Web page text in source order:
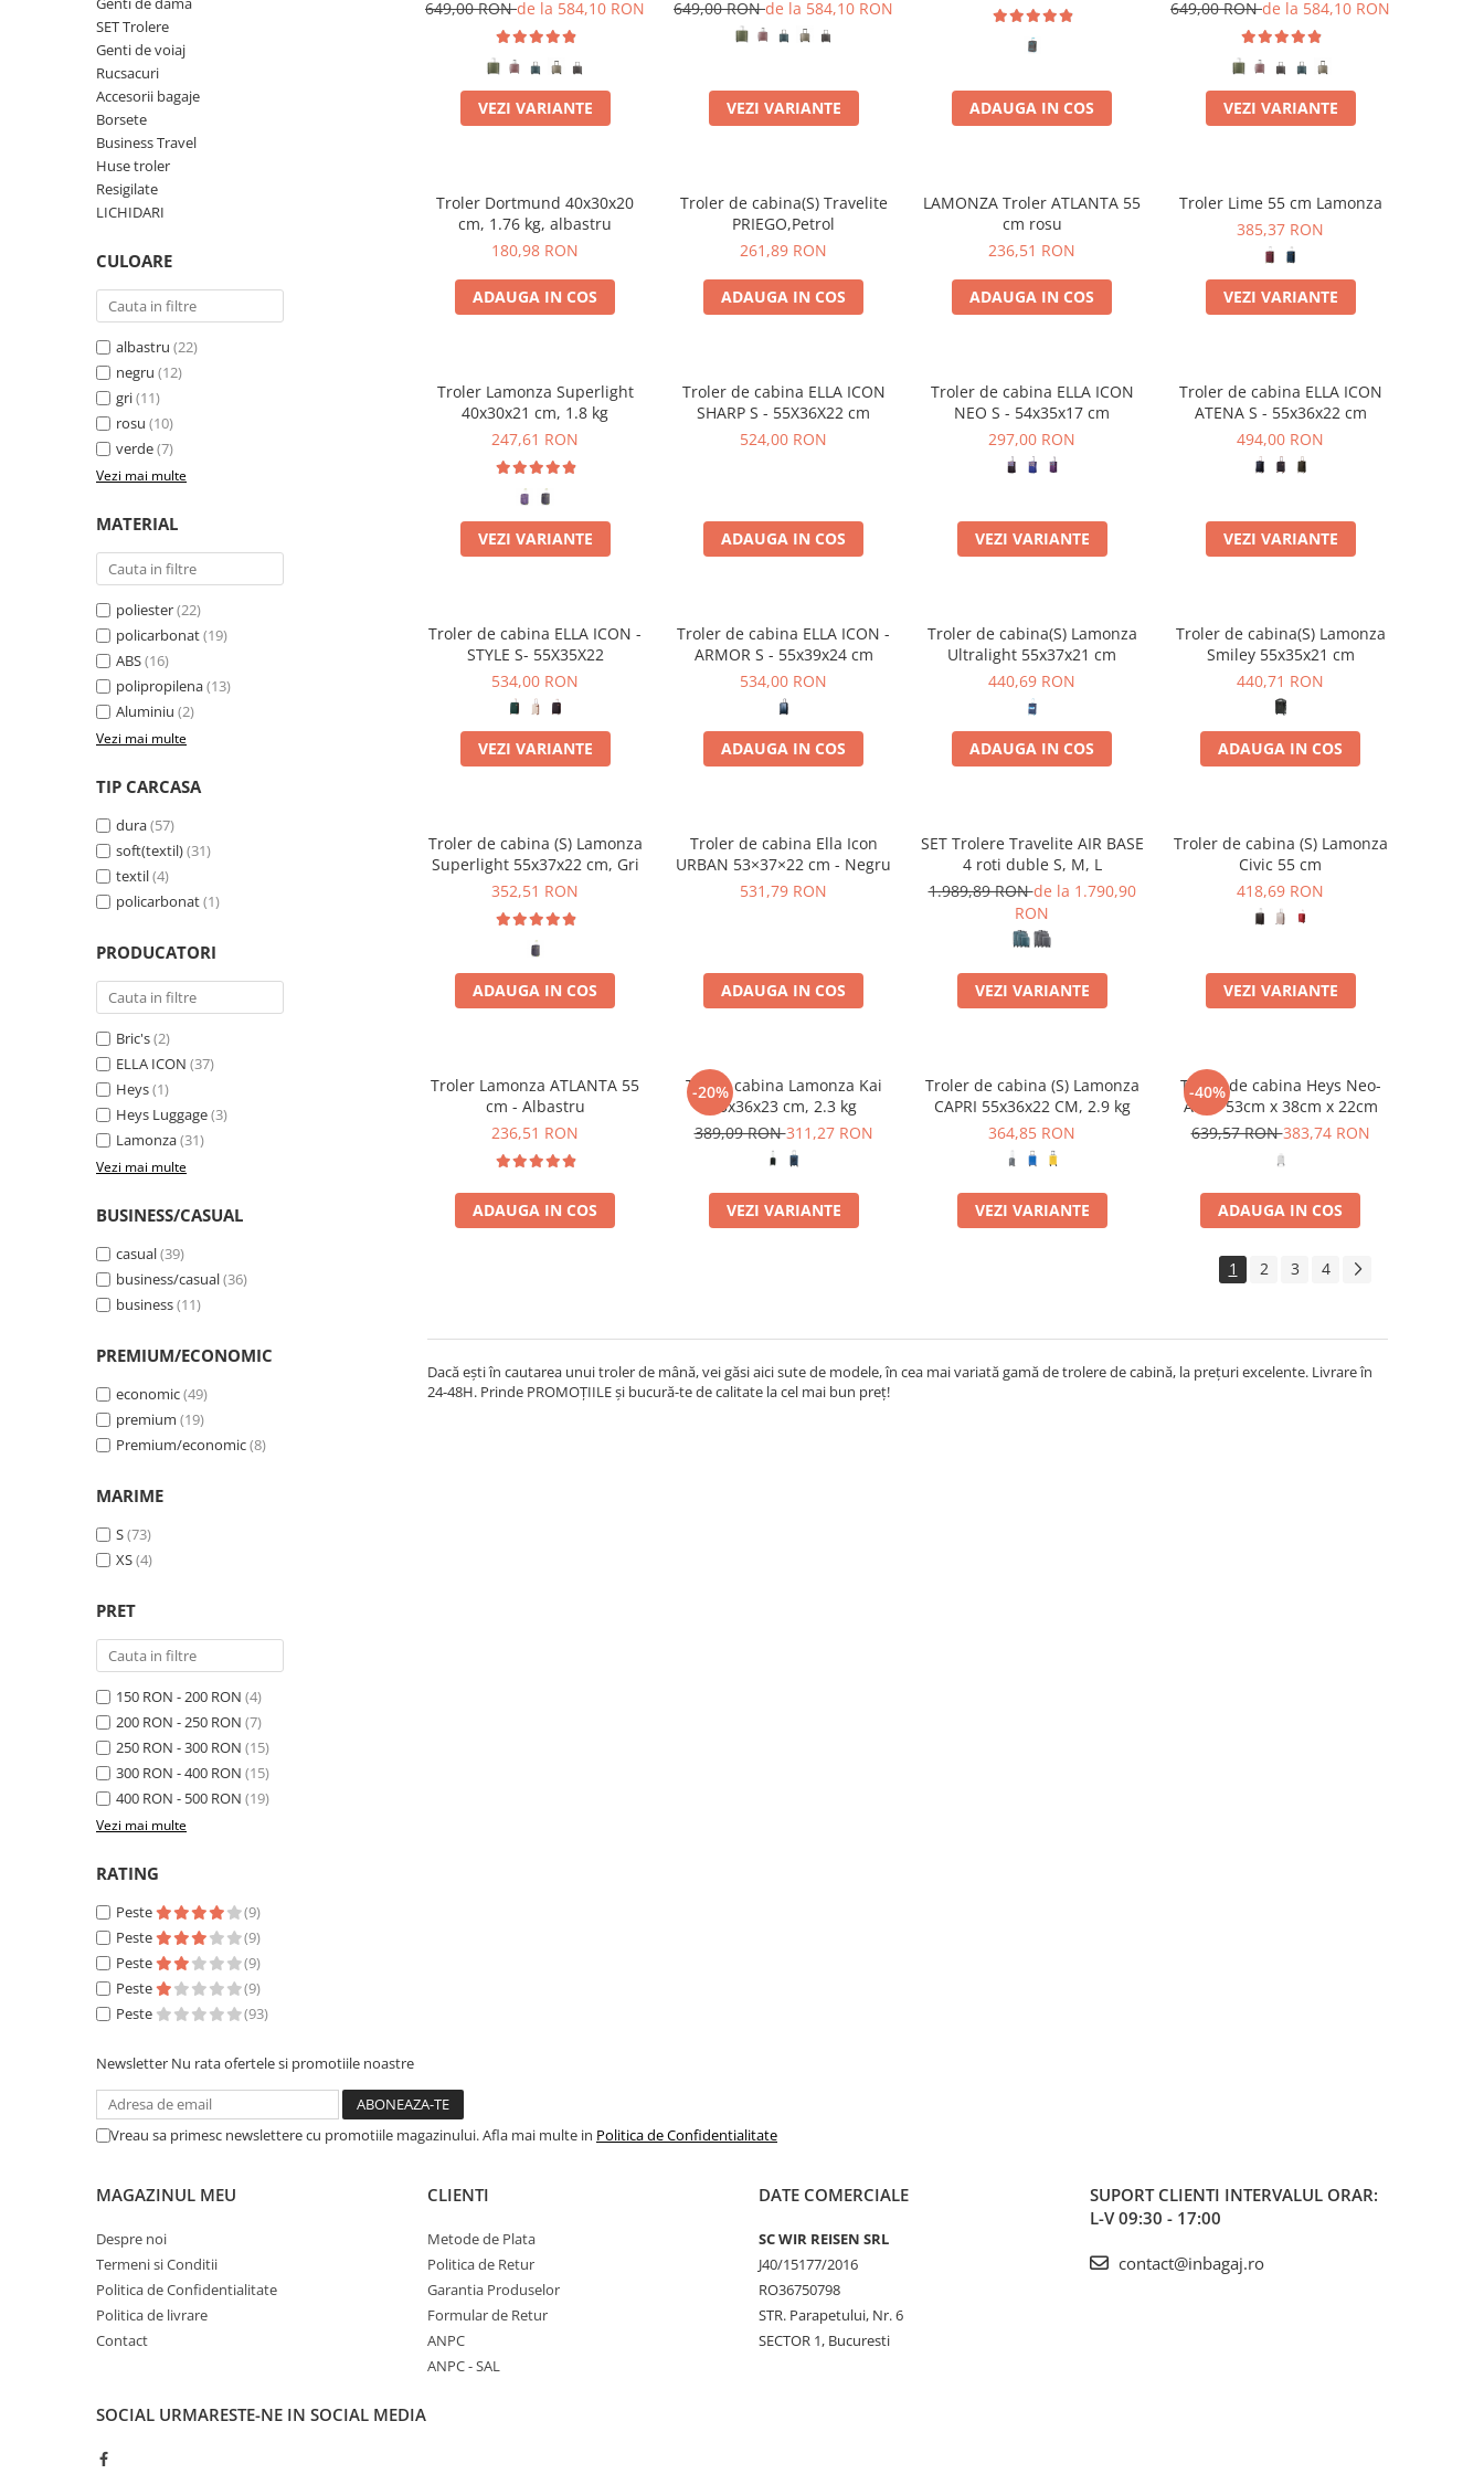
Huse troler
Business Travel
Reduceri bagaje
SET Trolere
Genti de voiaj
Rucsacuri
Accesorii bagaje
Borsete
Business Travel
Huse troler
Resigilate
LICHIDARI
CULOARE
albastru (22)
negru (12)
gri(11)
rosu (10)
verde(7)
Vezi mai multe
MATERIAL
poliester(22)
policarbonat(19)
ABS(16)
polipropilena(13)
Aluminiu (2)
Vezi mai multe
TIP CARCASA
dura(57)
soft(textil)(31)
textil(4)
policarbonat(1)
PRODUCATORI
Bric's(2)
ELLA ICON (37)
Heys(1)
Heys Luggage(3)
Lamonza(31)
Vezi mai multe
BUSINESS/CASUAL
casual(39)
business/casual(36)
business(11)
PREMIUM/ECONOMIC
economic(49)
premium (19)
Premium/economic(8)
MARIME
S(73)
XS(4)
PRET
150 RON - 200 RON (4)
200 RON - 250 RON (7)
250 RON - 300 RON (15)
300 RON - 400 RON (15)
400 RON - 500 RON (19)
Vezi mai multe
RATING
Peste
(9)
Peste
(9)
Peste
(9)
Peste
(9)
Peste
(93)
649,00 RONde la 584,10 RON
VEZI VARIANTE
649,00 RONde la 584,10 RON
VEZI VARIANTE ADAUGA IN COS
649,00 RONde la 584,10 RON
VEZI VARIANTE
Troler Dortmund 40x30x20
cm, 1.76 kg, albastru
180,98 RON
ADAUGA IN COS
Troler de cabina(S) Travelite
PRIEGO,Petrol
261,89 RON
ADAUGA IN COS
LAMONZA Troler ATLANTA 55
cm rosu
236,51 RON
ADAUGA IN COS
Troler Lime 55 cm Lamonza
385,37 RON
VEZI VARIANTE
Troler Lamonza Superlight
40x30x21 cm, 1.8 kg
247,61 RON
VEZI VARIANTE
Troler de cabina ELLA ICON
SHARP S - 55X36X22 cm
524,00 RON
ADAUGA IN COS
Troler de cabina ELLA ICON
NEO S - 54x35x17 cm
297,00 RON
VEZI VARIANTE
Troler de cabina ELLA ICON
ATENA S - 55x36x22 cm
494,00 RON
VEZI VARIANTE
Troler de cabina ELLA ICON -
STYLE S- 55X35X22
534,00 RON
VEZI VARIANTE
Troler de cabina ELLA ICON -
ARMOR S - 55x39x24 cm
534,00 RON
ADAUGA IN COS
Troler de cabina(S) Lamonza
Ultralight 55x37x21 cm
440,69 RON
ADAUGA IN COS
Troler de cabina(S) Lamonza
Smiley 55x35x21 cm
440,71 RON
ADAUGA IN COS
Troler de cabina (S) Lamonza
Superlight 55x37x22 cm, Gri
352,51 RON
ADAUGA IN COS
Troler de cabina Ella Icon
URBAN 53×37×22 cm - Negru
531,79 RON
ADAUGA IN COS
SET Trolere Travelite AIR BASE
4 roti duble S, M, L
1.989,89 RONde la 1.790,90
RON
VEZI VARIANTE
Troler de cabina (S) Lamonza
Civic 55 cm
418,69 RON
VEZI VARIANTE
Troler Lamonza ATLANTA 55
cm - Albastru
236,51 RON
ADAUGA IN COS
-20%
Troler cabina Lamonza Kai
55x36x23 cm, 2.3 kg
389,09 RON311,27 RON
VEZI VARIANTE
Troler de cabina (S) Lamonza
CAPRI 55x36x22 CM, 2.9 kg
364,85 RON
VEZI VARIANTE
-40%
Troler de cabina Heys Neo-
ALB - 53cm x 38cm x 22cm
639,57 RON383,74 RON
ADAUGA IN COS
1 2 3 4
Dacă ești în cautarea unui troler de mână, vei găsi aici sute de modele, în cea mai variată gamă de trolere de cabină, la prețuri excelente. Livrare în
24-48H. Prinde PROMOȚIILE și bucură-te de calitate la cel mai bun preț!
Newsletter Nu rata ofertele si promotiile noastre
Vreau sa primesc newslettere cu promotiile magazinului. Afla mai multe in Politica de Confidentialitate
MAGAZINUL MEU
Despre noi
Termeni si Conditii
Politica de Confidentialitate
Politica de livrare
Contact
CLIENTI
Metode de Plata
Politica de Retur
Garantia Produselor
Formular de Retur
ANPC
ANPC - SAL
DATE COMERCIALE
SC WIR REISEN SRL
J40/15177/2016
RO36750798
STR. Parapetului, Nr. 6
SECTOR 1, Bucuresti
SUPORT CLIENTI INTERVALUL ORAR:
L-V 09:30 - 17:00
contact@inbagaj.ro
SOCIAL URMARESTE-NE IN SOCIAL MEDIA